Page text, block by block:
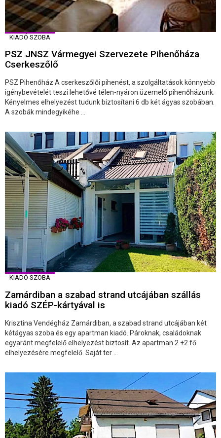
KIADÓ SZOBA
PSZ JNSZ Vármegyei Szervezete Pihenőháza
Cserkeszőlő
PSZ Pihenőház A cserkeszőlői pihenést, a szolgáltatások könnyebb
igénybevételét teszi lehetővé télen-nyáron üzemelő pihenőházunk.
Kényelmes elhelyezést tudunk biztosítani 6 db két ágyas szobában.
A szobák mindegyikéhe ...
KIADÓ SZOBA
Zamárdiban a szabad strand utcájában szállás
kiadó SZÉP-kártyával is
Krisztina Vendégház Zamárdiban, a szabad strand utcájában két
kétágyas szoba és egy apartman kiadó. Pároknak, családoknak
egyaránt megfelelő elhelyezést biztosít. Az apartman 2 +2 fő
elhelyezésére megfelelő. Saját ter ...